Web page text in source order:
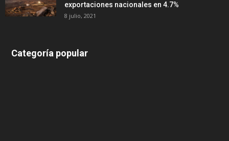
exportaciones nacionales en 4.7%
8 julio, 2021
Categoría popular